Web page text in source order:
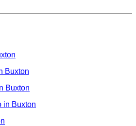
Buxton
Buxton
in Buxton